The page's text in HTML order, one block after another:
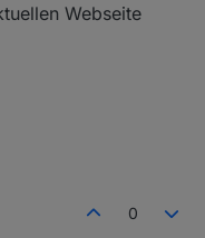
Webseite
0